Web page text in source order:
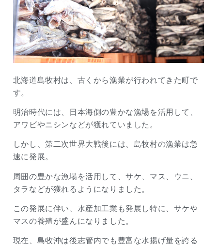
北海道島牧村は、古くから漁業が行われてきた町で
す。
明治時代には、日本海側の豊かな漁場を活用して、
アワビやニシンなどが獲れていました。
しかし、第二次世界大戦後には、島牧村の漁業は急
速に発展。
周囲の豊かな漁場を活用して、サケ、マス、ウニ、
タラなどが獲れるようになりました。
この発展に伴い、水産加工業も発展し特に、サケや
マスの養殖が盛んになりました。
現在、島牧沖は後志管内でも豊富な水揚げ量を誇る